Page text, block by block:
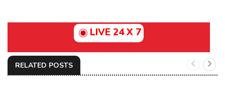
LIVE 24 X 7
RELATED POSTS